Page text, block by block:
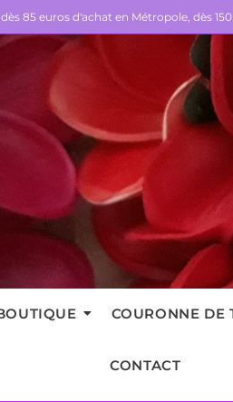
85 euros d'achat en Métropole, dès
COURONNE DE
CONTACT